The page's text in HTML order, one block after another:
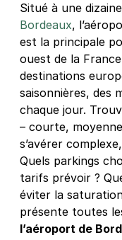
Situé à une
Bordeaux,
est la principale
ouest de la
destinations
saisonnières, des
chaque jour.
– courte,
s’avérer
Quels parkings
tarifs prévoir ?
éviter la
présente toutes
l’aéroport de